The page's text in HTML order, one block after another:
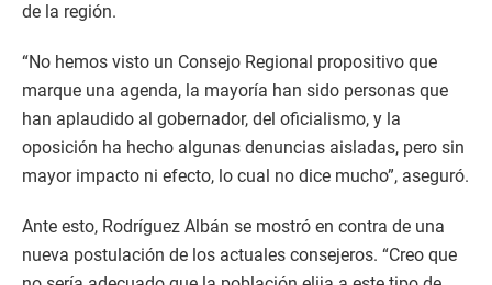
de la región.
“No hemos visto un Consejo Regional propositivo que
marque una agenda, la mayoría han sido personas que
han aplaudido al gobernador, del oficialismo, y la
oposición ha hecho algunas denuncias aisladas, pero sin
mayor impacto ni efecto, lo cual no dice mucho”, aseguró.
Ante esto, Rodríguez Albán se mostró en contra de una
nueva postulación de los actuales consejeros. “Creo que